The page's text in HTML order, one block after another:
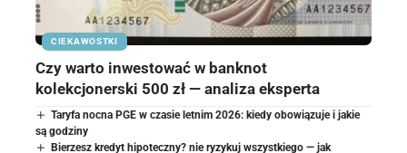
CIEKAWOSTKI
Czy warto inwestować w banknot
kolekcjonerski 500 zł — analiza eksperta
Taryfa nocna PGE w czasie letnim 2026: kiedy obowiązuje i jakie
są godziny
Bierzesz kredyt hipoteczny? nie ryzykuj wszystkiego — jak